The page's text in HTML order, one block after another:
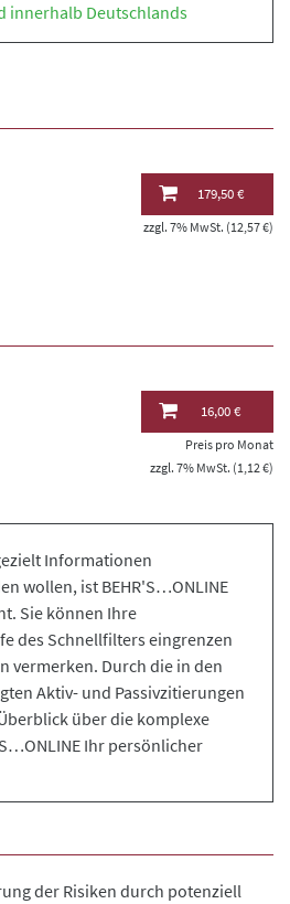
innerhalb Deutschlands
179,50 €
zzgl. 7% MwSt. (12,57 €)
16,00 €
Preis pro Monat
zzgl. 7% MwSt. (1,12 €)
Informationen
wollen, ist BEHR'S…ONLINE
Sie können Ihre
des Schnellfilters eingrenzen
vermerken. Durch die in den
Aktiv- und Passivzitierungen
über die komplexe
Ihr persönlicher
der Risiken durch potenziell